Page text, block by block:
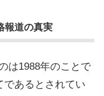
報道の真実
は1988年のことで
であるとされてい